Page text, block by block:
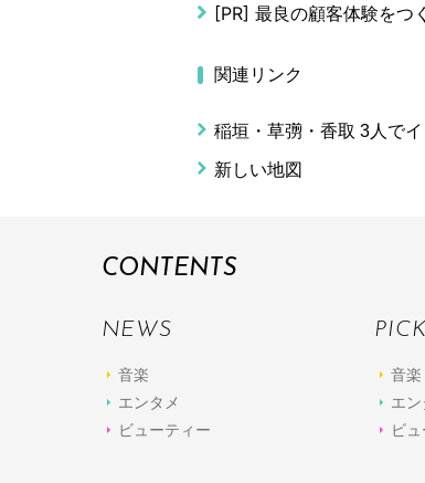
[PR] 最良の顧客体験をつ
関連リンク
稲垣・草彅・香取 3人で
新しい地図
CONTENTS
NEWS
音楽
エンタメ
ビューティー
音楽
エン
ビ